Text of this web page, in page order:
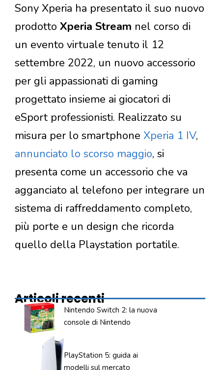
Sony Xperia ha presentato il suo nuovo
prodotto Xperia Stream nel corso di
un evento virtuale tenuto il 12
settembre 2022, un nuovo accessorio
per gli appassionati di gaming
progettato insieme ai giocatori di
eSport professionisti. Realizzato su
misura per lo smartphone Xperia 1 IV,
annunciato lo scorso maggio, si
presenta come un accessorio che va
agganciato al telefono per integrare un
sistema di raffreddamento completo,
più porte e un design che ricorda
quello della Playstation portatile.
Articoli recenti
Nintendo Switch 2: la nuova
console di Nintendo
PlayStation 5: guida ai
modelli sul mercato